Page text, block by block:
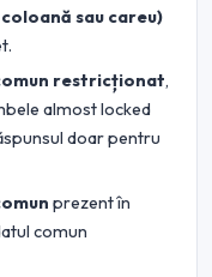
sau careu)
restricționat,
almost locked
doar pentru
prezent în
comun